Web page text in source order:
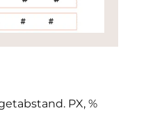
PX, %